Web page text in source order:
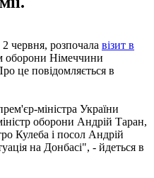
2 червня, розпочала візит в
оборони Німеччини
це повідомляється в
міністра України
оборони Андрій Таран,
Кулеба і посол Андрій
на Донбасі", - йдеться в